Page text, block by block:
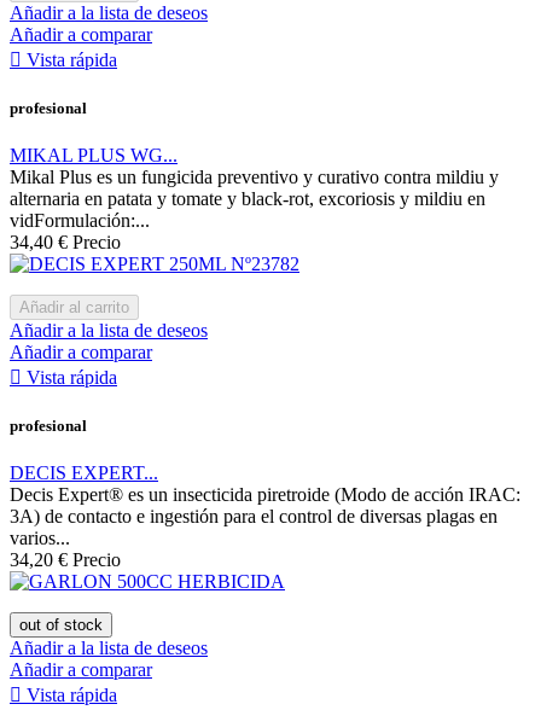
Añadir a la lista de deseos
Añadir a comparar
 Vista rápida
profesional
MIKAL PLUS WG...
Mikal Plus es un fungicida preventivo y curativo contra mildiu y
alternaria en patata y tomate y black-rot, excoriosis y mildiu en
vidFormulación:...
34,40 € Precio
Añadir al carrito
Añadir a la lista de deseos
Añadir a comparar
 Vista rápida
profesional
DECIS EXPERT...
Decis Expert® es un insecticida piretroide (Modo de acción IRAC:
3A) de contacto e ingestión para el control de diversas plagas en
varios...
34,20 € Precio
out of stock
Añadir a la lista de deseos
Añadir a comparar
 Vista rápida